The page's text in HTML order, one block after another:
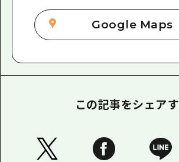
Google Maps
この記事をシェア